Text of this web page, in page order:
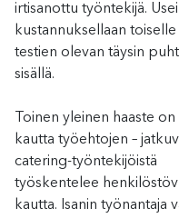
irtisanottu työntekijä.
kustannuksellaan
testien olevan täysin
sisällä.
Toinen yleinen haaste
kautta työehtojen –
catering-työntekijöistä
työskentelee henkilöstö
kautta. Isanin työnantaja